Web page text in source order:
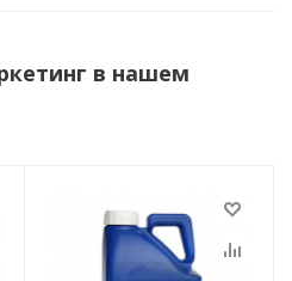
в нашем